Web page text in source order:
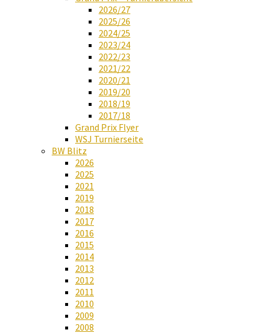
2026/27
2025/26
2024/25
2023/24
2022/23
2021/22
2020/21
2019/20
2018/19
2017/18
Grand Prix Flyer
WSJ Turnierseite
BW Blitz
2026
2025
2021
2019
2018
2017
2016
2015
2014
2013
2012
2011
2010
2009
2008